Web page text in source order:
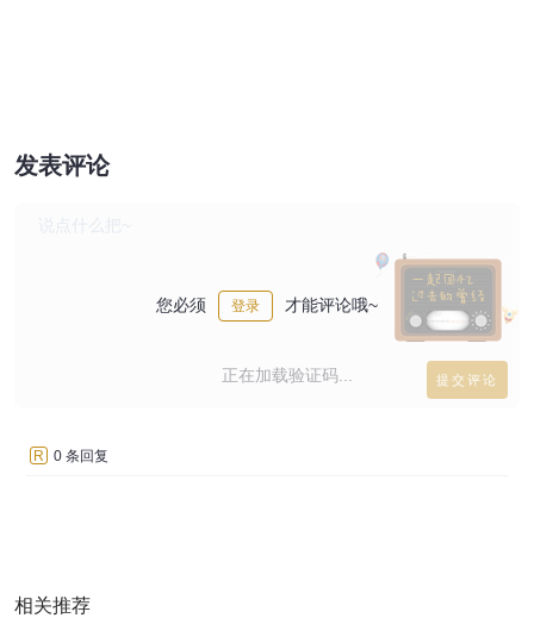
发表评论
您必须 登录 才能评论哦~
正在加载验证码...
R 0 条回复
相关推荐